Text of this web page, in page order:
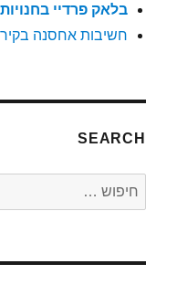
בלאק פרדיי בחנויות
חשיבות אחסנה
SEARCH
חפש: